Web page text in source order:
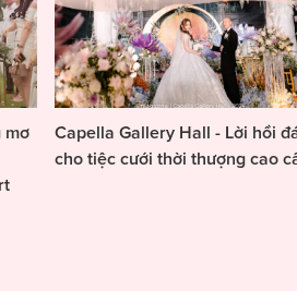
mơ
Capella Gallery Hall - Lời hồi
cho tiệc cưới thời thượng cao